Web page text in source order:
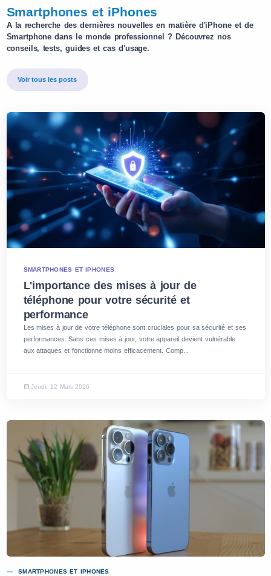
Smartphones et iPhones
A la recherche des dernières nouvelles en matière d'iPhone et de
Smartphone dans le monde professionnel ? Découvrez nos
conseils, tests, guides et cas d'usage.
Voir tous les posts
SMARTPHONES ET IPHONES
L'importance des mises à jour de
téléphone pour votre sécurité et
performance
Les mises à jour de votre téléphone sont cruciales pour sa sécurité et ses
performances. Sans ces mises à jour, votre appareil devient vulnérable
aux attaques et fonctionne moins efficacement. Comp...
Jeudi, 12 Mars 2026
SMARTPHONES ET IPHONES